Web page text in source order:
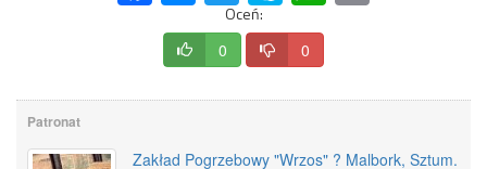
Oceń:
0 0
Patronat
Zakład Pogrzebowy "Wrzos" ? Malbork, Sztum.